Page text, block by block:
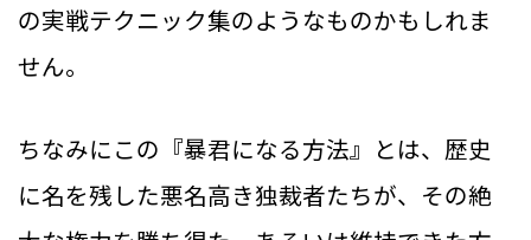
の実戦テクニック集のようなものかもしれま
せん。
ちなみにこの『暴君になる方法』とは、歴史
に名を残した悪名高き独裁者たちが、その絶